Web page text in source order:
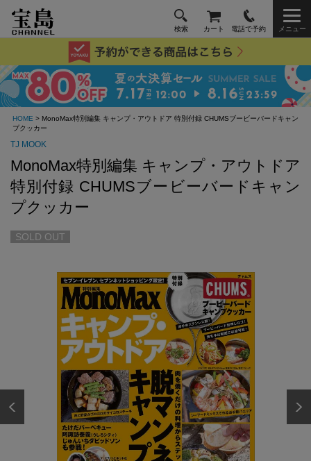
検索 カート 電話で予約 メニュー
HOME > MonoMax特別編集 キャンプ・アウトドア 特別付録 CHUMSブービーバードキャン
プクッカー
TJ MOOK
MonoMax特別編集 キャンプ・アウトドア
特別付録 CHUMSブービーバードキャン
プクッカー
SOLD OUT